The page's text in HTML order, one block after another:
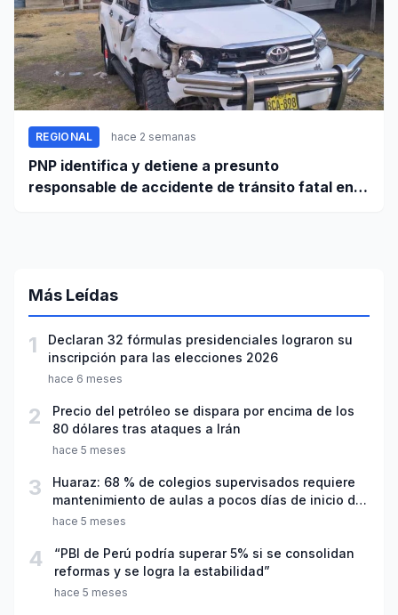
REGIONAL hace 2 semanas
PNP identifica y detiene a presunto
responsable de accidente de tránsito fatal en
Más Leídas
1
Declaran 32 fórmulas presidenciales lograron su
inscripción para las elecciones 2026
hace 6 meses
2
Precio del petróleo se dispara por encima de los
80 dólares tras ataques a Irán
hace 5 meses
3
Huaraz: 68 % de colegios supervisados requiere
mantenimiento de aulas a pocos días de inicio del
año escolar 2026
hace 5 meses
4
“PBI de Perú podría superar 5% si se consolidan
reformas y se logra la estabilidad”
hace 5 meses